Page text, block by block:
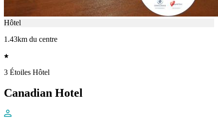
Hôtel
1.43km du centre
3 Étoiles Hôtel
Canadian Hotel